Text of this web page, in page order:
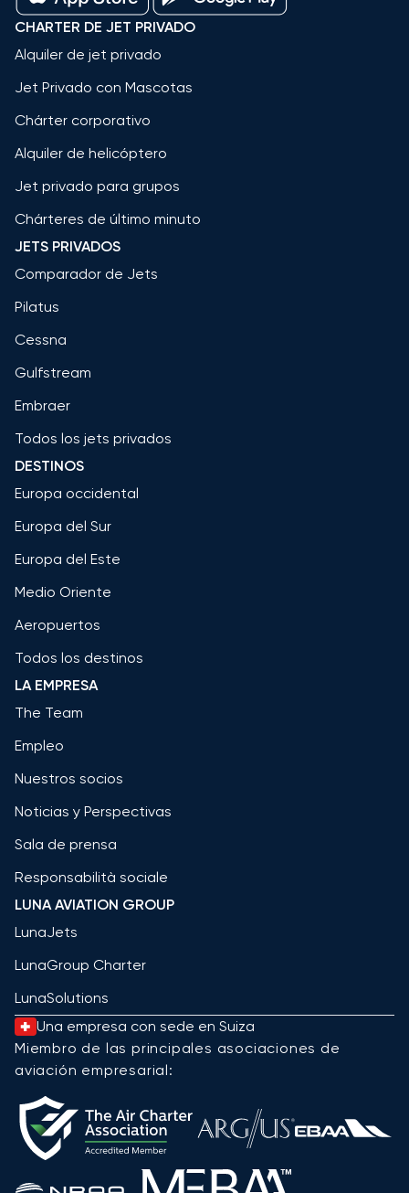
CHARTER DE JET PRIVADO
Alquiler de jet privado
Jet Privado con Mascotas
Chárter corporativo
Alquiler de helicóptero
Jet privado para grupos
Chárteres de último minuto
JETS PRIVADOS
Comparador de Jets
Pilatus
Cessna
Gulfstream
Embraer
Todos los jets privados
DESTINOS
Europa occidental
Europa del Sur
Europa del Este
Medio Oriente
Aeropuertos
Todos los destinos
LA EMPRESA
The Team
Empleo
Nuestros socios
Noticias y Perspectivas
Sala de prensa
Responsabilità sociale
LUNA AVIATION GROUP
LunaJets
LunaGroup Charter
LunaSolutions
Una empresa con sede en Suiza
Miembro de las principales asociaciones de
aviación empresarial: